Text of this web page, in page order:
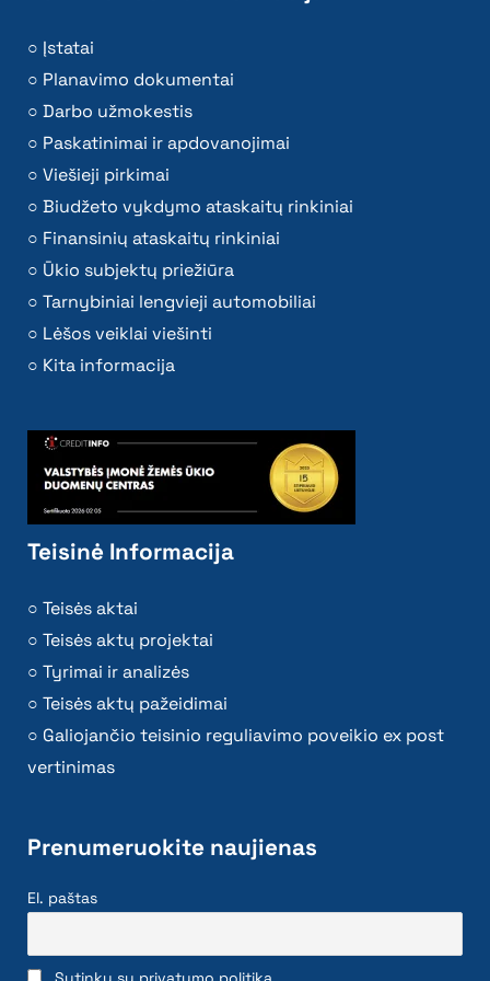
Įstatai
Planavimo dokumentai
Darbo užmokestis
Paskatinimai ir apdovanojimai
Viešieji pirkimai
Biudžeto vykdymo ataskaitų rinkiniai
Finansinių ataskaitų rinkiniai
Ūkio subjektų priežiūra
Tarnybiniai lengvieji automobiliai
Lėšos veiklai viešinti
Kita informacija
Teisinė Informacija
Teisės aktai
Teisės aktų projektai
Tyrimai ir analizės
Teisės aktų pažeidimai
Galiojančio teisinio reguliavimo poveikio ex post
vertinimas
Prenumeruokite naujienas
El. paštas